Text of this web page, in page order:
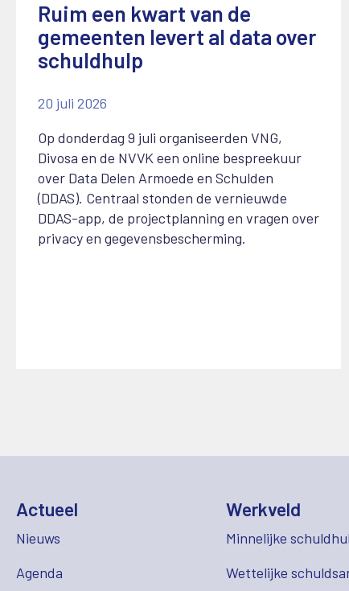
Ruim een kwart van de
gemeenten levert al data over
schuldhulp
20 juli 2026
Op donderdag 9 juli organiseerden VNG,
Divosa en de NVVK een online bespreekuur
over Data Delen Armoede en Schulden
(DDAS). Centraal stonden de vernieuwde
DDAS-app, de projectplanning en vragen over
privacy en gegevensbescherming.
Actueel
Nieuws
Agenda
Werkveld
Minnelijke
Wettelijke